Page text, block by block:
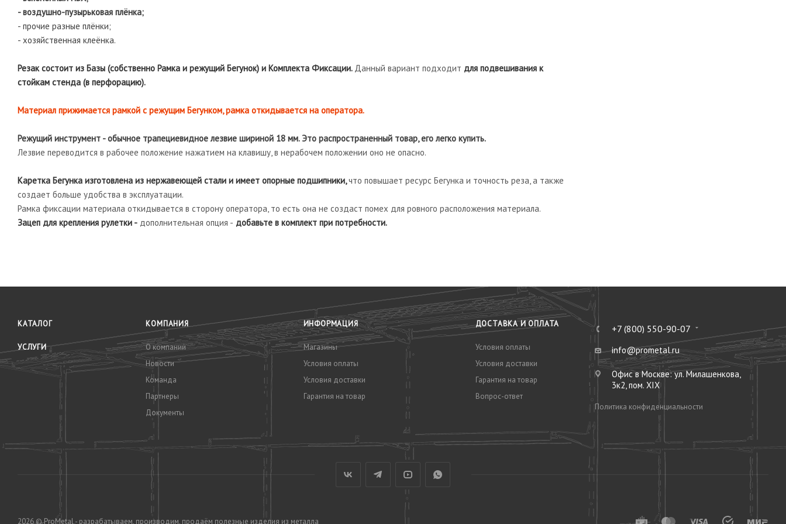
- воздушно-пузырьковая плёнка;
- прочие разные плёнки;
- хозяйственная клеёнка.
Резак состоит из Базы (собственно Рамка и режущий Бегунок) и Комплекта Фиксации. Данный вариант подходит для подвешивания к
стойкам стенда (в перфорацию).
Материал прижимается рамкой с режущим Бегунком, рамка откидывается на оператора.
Режущий инструмент - обычное трапециевидное лезвие шириной 18 мм. Это распространенный товар, его легко купить.
Лезвие переводится в рабочее положение нажатием на клавишу, в нерабочем положении оно не опасно.
Каретка Бегунка изготовлена из нержавеющей стали и имеет опорные подшипники,что повышает ресурс Бегунка и точность реза, а также
создает больше удобства в эксплуатации.
Рамка фиксации материала откидывается в сторону оператора, то есть она не создаст помех для ровного расположения материала.
Зацеп для крепления рулетки - дополнительная опция - добавьте в комплект при потребности.
КАТАЛОГ
УСЛУГИ
КОМПАНИЯ
О компании
Новости
Команда
Партнеры
Документы
ИНФОРМАЦИЯ
Магазины
Условия оплаты
Условия доставки
Гарантия на товар
ДОСТАВКА И ОПЛАТА
Условия оплаты
Условия доставки
Гарантия на товар
Вопрос-ответ
+7 (800) 550-90-07
info@prometal.ru
Офис в Москве: ул. Милашенкова,
3к2, пом. XIX
Политика конфиденциальности
2026 © ProMetal - разрабатываем, производим, продаём полезные изделия из металла